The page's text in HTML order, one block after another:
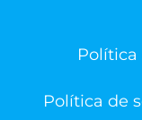
Política de